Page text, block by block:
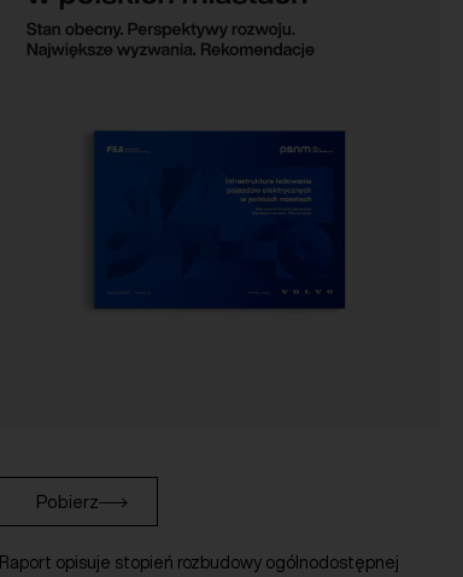
Pobierz
Raport opisuje stopień rozbudowy ogólnodostępnej